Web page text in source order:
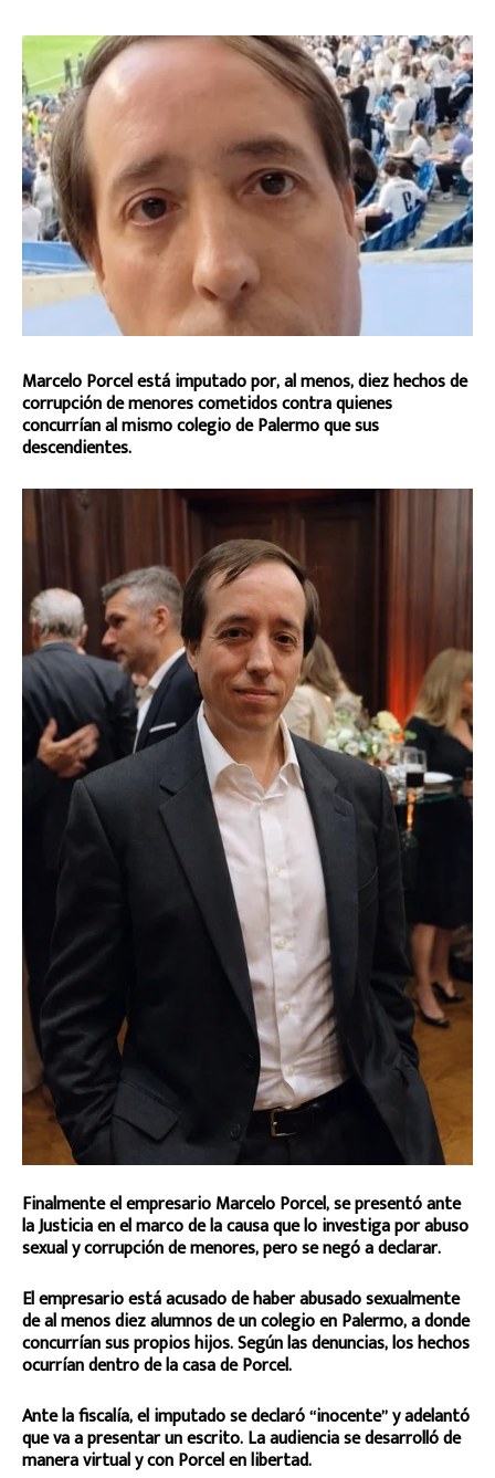
Marcelo Porcel está imputado por, al menos, diez hechos de
corrupción de menores cometidos contra quienes
concurrían al mismo colegio de Palermo que sus
descendientes.
Finalmente el empresario Marcelo Porcel, se presentó ante
la Justicia en el marco de la causa que lo investiga por abuso
sexual y corrupción de menores, pero se negó a declarar.
El empresario está acusado de haber abusado sexualmente
de al menos diez alumnos de un colegio en Palermo, a donde
concurrían sus propios hijos. Según las denuncias, los hechos
ocurrían dentro de la casa de Porcel.
Ante la fiscalía, el imputado se declaró “inocente” y adelantó
que va a presentar un escrito. La audiencia se desarrolló de
manera virtual y con Porcel en libertad.